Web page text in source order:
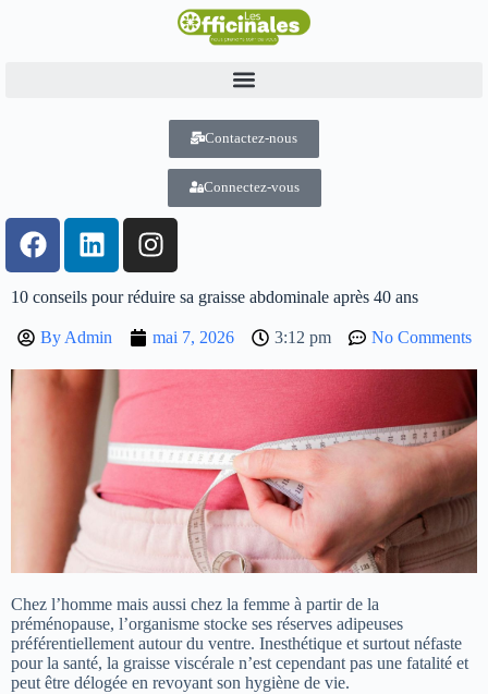
Contactez-nous
Connectez-vous
10 conseils pour réduire sa graisse abdominale après 40 ans
ByAdmin mai 7, 2026 3:12 pm No Comments
Chez l’homme mais aussi chez la femme à partir de la
préménopause, l’organisme stocke ses réserves adipeuses
préférentiellement autour du ventre. Inesthétique et surtout néfaste
pour la santé, la graisse viscérale n’est cependant pas une fatalité et
peut être délogée en revoyant son hygiène de vie.